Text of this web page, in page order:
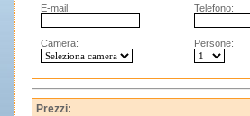
E-mail: Telefono:
Camera: Persone:
Prezzi: